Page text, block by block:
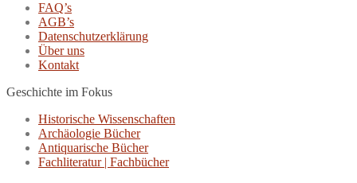
FAQ’s
AGB’s
Datenschutzerklärung
Über uns
Kontakt
Geschichte im Fokus
Historische Wissenschaften
Archäologie Bücher
Antiquarische Bücher
Fachliteratur | Fachbücher